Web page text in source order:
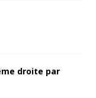
droite par